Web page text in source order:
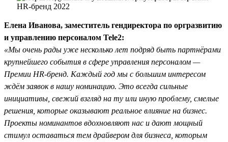
Елена Иванова, заместитель гендиректора по оргразвитию
и управлению персоналом Tele2:
«Мы очень рады уже несколько лет подряд быть партнёрами
крупнейшего события в сфере управления персоналом —
Премии HR-бренд. Каждый год мы с большим интересом
ждём заявок в нашу номинацию. Это всегда сильные
инициативы, свежий взгляд на ту или иную проблему, смелые
решения, которые оказывают реальное влияние на бизнес.
Проекты номинантов вдохновляют нас и дают мощный
стимул оставаться тем драйвером для бизнеса, которым